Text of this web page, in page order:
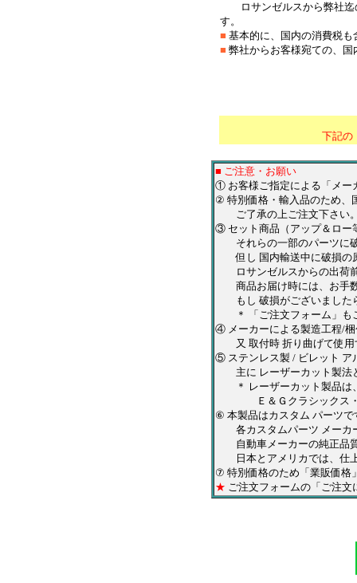
ロサンゼルスから弊社迄
す。
■ 基本的に、国内の消費税も
■ 弊社からお客様宛ての、
下記の
■ ご注意・お願い
① お客様ご指定による「メー
② 特別価格・輸入品のため、
ご了承の上ご注文下さい
③ セット商品（アップ＆ロー
それらの一部のパーツに破
但し 国内輸送中に破損の原
ロサンゼルスからの出荷前
商品お届け時には、お手数
もし 破損がございましたら
＊ 「ご注文フォーム」も
④ メーカーによる製造工程/
又 取付時 折り曲げて使用
⑤ ステンレス製 / ビレット ア
主に レーザーカット製法と
＊ レーザーカット製品は、
Ｅ＆Ｇクラシックス・Ｑ
⑥ 本製品はカスタム パーツ
各カスタムパーツ メーカー
自動車メーカーの純正品質
日本とアメリカでは、仕上
⑦ 特別価格のため「業販価格
★ ご注文フォームの「ご注